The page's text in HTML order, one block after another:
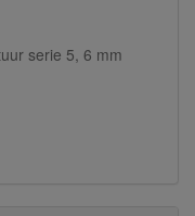
serie 5, 6 mm